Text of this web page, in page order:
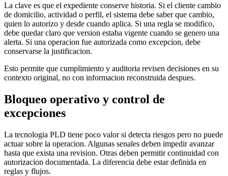
La clave es que el expediente conserve historia. Si el cliente cambio
de domicilio, actividad o perfil, el sistema debe saber que cambio,
quien lo autorizo y desde cuando aplica. Si una regla se modifico,
debe quedar claro que version estaba vigente cuando se genero una
alerta. Si una operacion fue autorizada como excepcion, debe
conservarse la justificacion.
Esto permite que cumplimiento y auditoria revisen decisiones en su
contexto original, no con informacion reconstruida despues.
Bloqueo operativo y control de
excepciones
La tecnologia PLD tiene poco valor si detecta riesgos pero no puede
actuar sobre la operacion. Algunas senales deben impedir avanzar
hasta que exista una revision. Otras deben permitir continuidad con
autorizacion documentada. La diferencia debe estar definida en
reglas y flujos.